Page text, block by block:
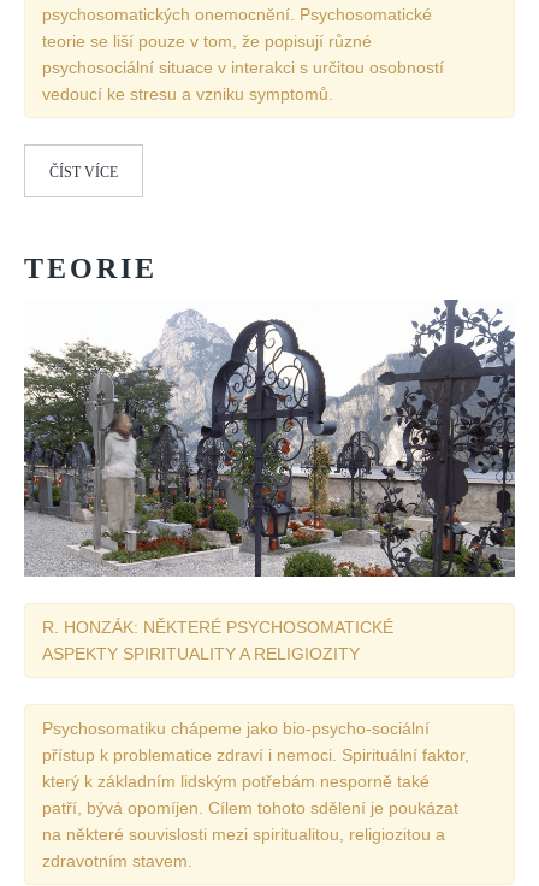
psychosomatických onemocnění. Psychosomatické
teorie se liší pouze v tom, že popisují různé
psychosociální situace v interakci s určitou osobností
vedoucí ke stresu a vzniku symptomů.
ČÍST VÍCE
TEORIE
R. HONZÁK: NĚKTERÉ PSYCHOSOMATICKÉ
ASPEKTY SPIRITUALITY A RELIGIOZITY
Psychosomatiku chápeme jako bio-psycho-sociální
přístup k problematice zdraví i nemoci. Spirituální faktor,
který k základním lidským potřebám nesporně také
patří, bývá opomíjen. Cílem tohoto sdělení je poukázat
na některé souvislosti mezi spiritualitou, religiozitou a
zdravotním stavem.